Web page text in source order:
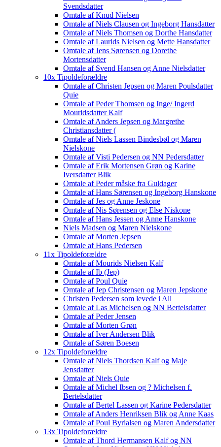
Svendsdatter
Omtale af Knud Nielsen
Omtale af Niels Clausen og Ingeborg Hansdatter
Omtale af Niels Thomsen og Dorthe Hansdatter
Omtale af Laurids Nielsen og Mette Hansdatter
Omtale af Jens Sørensen og Dorethe
Mortensdatter
Omtale af Svend Hansen og Anne Nielsdatter
10x Tipoldeforældre
Omtale af Christen Jepsen og Maren Poulsdatter
Quie
Omtale af Peder Thomsen og Inge/ Ingerd
Mouridsdatter Kalf
Omtale af Anders Jepsen og Margrethe
Christiansdatter (
Omtale af Niels Lassen Bindesbøl og Maren
Nielskone
Omtale af Visti Pedersen og NN Pedersdatter
Omtale af Erik Mortensen Grøn og Karine
Iversdatter Blik
Omtale af Peder måske fra Guldager
Omtale af Hans Sørensen og Ingeborg Hanskone
Omtale af Jes og Anne Jeskone
Omtale af Nis Sørensen og Else Niskone
Omtale af Hans Jessen og Anne Hanskone
Niels Madsen og Maren Nielskone
Omtale af Morten Jepsen
Omtale af Hans Pedersen
11x Tipoldeforældre
Omtale af Mourids Nielsen Kalf
Omtale af Ib (Jep)
Omtale af Poul Quie
Omtale af Jep Christensen og Maren Jepskone
Christen Pedersen som levede i All
Omtale af Las Michelsen og NN Bertelsdatter
Omtale af Peder Jensen
Omtale af Morten Grøn
Omtale af Iver Andersen Blik
Omtale af Søren Boesen
12x Tipoldeforældre
Omtale af Niels Thordsen Kalf og Maje
Jensdatter
Omtale af Niels Quie
Omtale af Michel Ibsen og ? Michelsen f.
Bertelsdatter
Omtale af Bertel Lassen og Karine Pedersdatter
Omtale af Anders Henriksen Blik og Anne Kaas
Omtale af Poul Byrialsen og Maren Andersdatter
13x Tipoldeforældre
Omtale af Thord Hermansen Kalf og NN